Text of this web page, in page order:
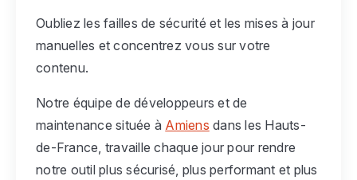
Oubliez les failles de sécurité et les mises à jour
manuelles et concentrez vous sur votre
contenu.
Notre équipe de développeurs et de
maintenance située à Amiens dans les Hauts-
de-France, travaille chaque jour pour rendre
notre outil plus sécurisé, plus performant et plus